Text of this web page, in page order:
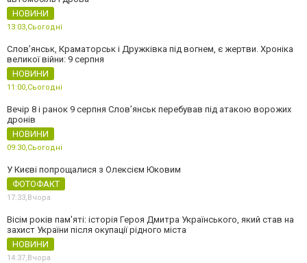
НОВИНИ
13:03,Сьогодні
Слов’янськ, Краматорськ і Дружківка під вогнем, є жертви. Хроніка
великої війни: 9 серпня
НОВИНИ
11:00,Сьогодні
Вечір 8 і ранок 9 серпня Слов’янськ перебував під атакою ворожих
дронів
НОВИНИ
09:30,Сьогодні
У Києві попрощалися з Олексієм Юковим
ФОТОФАКТ
17:33,Вчора
Вісім років пам'яті: історія Героя Дмитра Українського, який став на
захист України після окупації рідного міста
НОВИНИ
14:37,Вчора